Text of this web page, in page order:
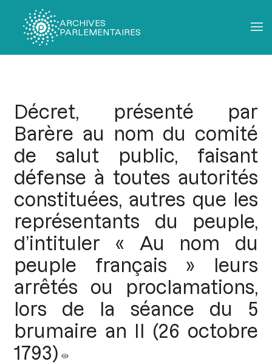
ARCHIVES
PARLEMENTAIRES
Décret, présenté par
Barère au nom du comité
de salut public, faisant
défense à toutes autorités
constituées, autres que les
représentants du peuple,
d’intituler « Au nom du
peuple français » leurs
arrêtés ou proclamations,
lors de la séance du 5
brumaire an II (26 octobre
1793)